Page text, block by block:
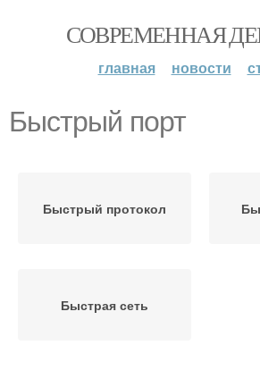
СОВРЕМЕННАЯ
главная новости
Быстрый порт
Быстрый протокол
Быстрая сеть